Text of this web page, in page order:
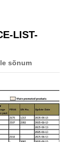
LIST-
sõnum